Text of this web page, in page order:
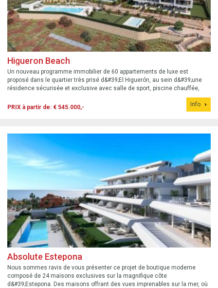
Higueron Beach
Un nouveau programme immobilier de 60 appartements de luxe est
proposé dans le quartier très prisé d&#39;El Higuerón, au sein d&#39;une
résidence sécurisée et exclusive avec salle de sport, piscine chauffée,
jacuzzis et espace de coworking. Située à 500 m de la promenade du front
de mer et...
PRIX à partir de: € 545.000,- Info
Absolute Estepona
Nous sommes ravis de vous présenter ce projet de boutique moderne
composé de 24 maisons exclusives sur la magnifique côte
d&#39;Estepona. Des maisons offrant des vues imprenables sur la mer, où